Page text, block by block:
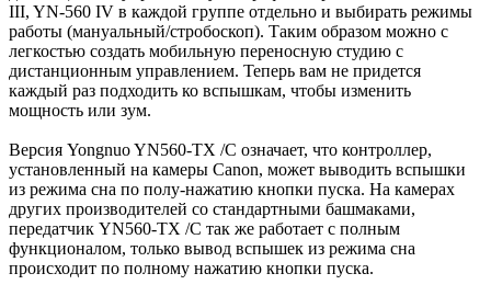
III, YN-560 IV в каждой группе отдельно и выбирать режимы
работы (мануальный/стробоскоп). Таким образом можно с
легкостью создать мобильную переносную студию с
дистанционным управлением. Теперь вам не придется
каждый раз подходить ко вспышкам, чтобы изменить
мощность или зум.
Версия Yongnuo YN560-TX /C означает, что контроллер,
установленный на камеры Canon, может выводить вспышки
из режима сна по полу-нажатию кнопки пуска. На камерах
других производителей со стандартными башмаками,
передатчик YN560-TX /C так же работает с полным
функционалом, только вывод вспышек из режима сна
происходит по полному нажатию кнопки пуска.